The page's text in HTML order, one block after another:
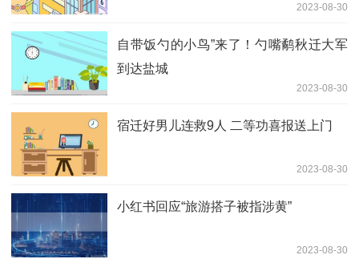
2023-08-30
自带饭勺的小鸟”来了！勺嘴鹬秋迁大军
到达盐城
2023-08-30
宿迁好男儿连救9人 二等功喜报送上门
2023-08-30
小红书回应“旅游搭子被指涉黄”
2023-08-30